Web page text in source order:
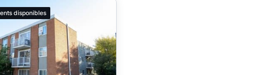
disponibles